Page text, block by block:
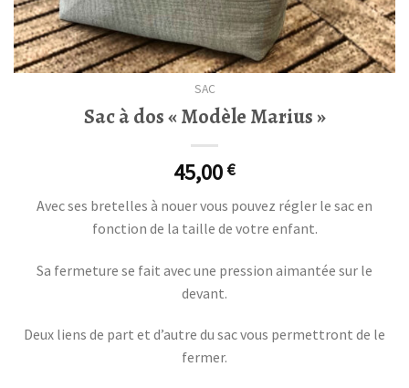
SAC
Sac à dos « Modèle Marius »
45,00 €
Avec ses bretelles à nouer vous pouvez régler le sac en
fonction de la taille de votre enfant.
Sa fermeture se fait avec une pression aimantée sur le
devant.
Deux liens de part et d’autre du sac vous permettront de le
fermer.